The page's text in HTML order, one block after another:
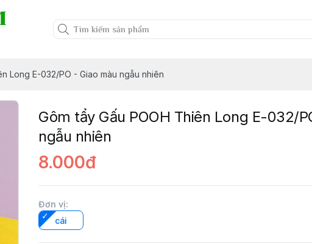
Long E-032/PO - Giao màu ngẫu nhiên
Gôm tẩy Gấu POOH Thiên Long E-032/
ngẫu nhiên
8.000đ
Đơn vị:
cái